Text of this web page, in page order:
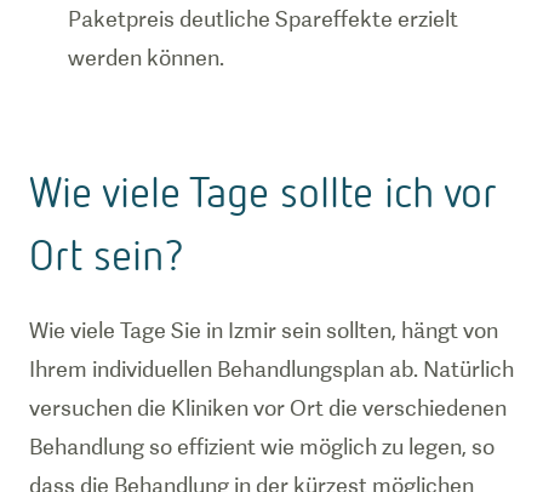
Paketpreis deutliche Spareffekte erzielt
werden können.
Wie viele Tage sollte ich vor
Ort sein?
Wie viele Tage Sie in Izmir sein sollten, hängt von
Ihrem individuellen Behandlungsplan ab. Natürlich
versuchen die Kliniken vor Ort die verschiedenen
Behandlung so effizient wie möglich zu legen, so
dass die Behandlung in der kürzest möglichen